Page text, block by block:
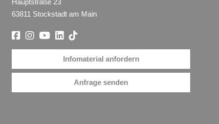
63811 Stockstadt am Main
Infomaterial anfordern
Anfrage senden